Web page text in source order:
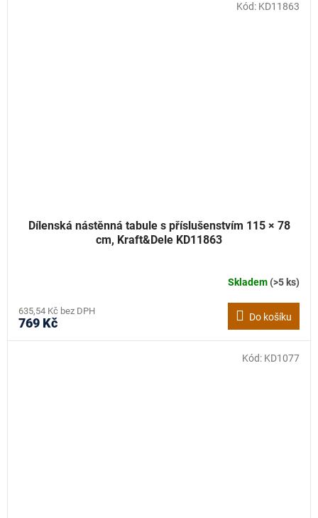
Dílenská nástěnná tabule s příslušenstvím 115 × 78
cm, Kraft&Dele KD11863
Skladem(>5 ks)
635,54 Kč bez DPH
769 Kč Do košíku
Kód: KD11863
Kód: KD1077